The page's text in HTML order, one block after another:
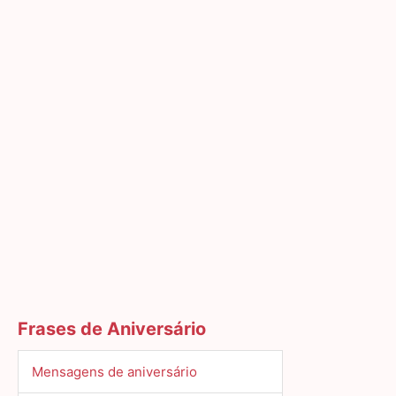
Frases de Aniversário
Mensagens de aniversário